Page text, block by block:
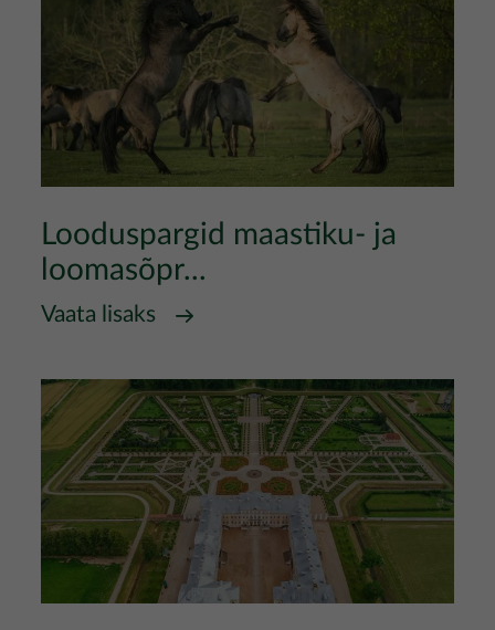
Looduspargid maastiku- ja
loomasõpr...
Vaata lisaks